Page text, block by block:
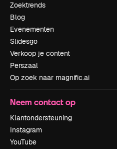
Zoektrends
Blog
Evenementen
Slidesgo
Verkoop je content
Perszaal
Op zoek naar magnific.ai
Neem contact op
Klantondersteuning
Instagram
YouTube